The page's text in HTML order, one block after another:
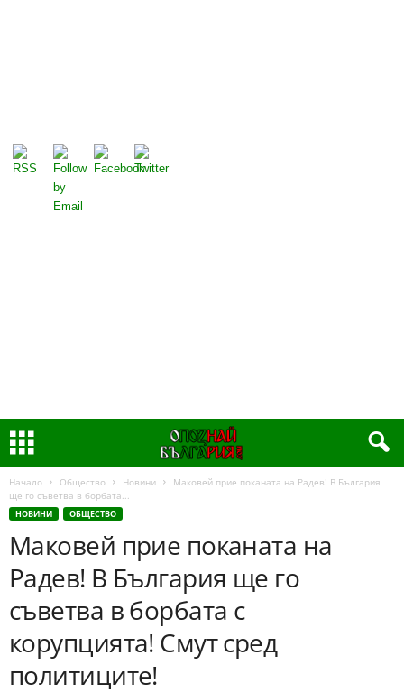
Начало Общество Новини
Маковей прие поканата на Радев! В България
ще го съветва в борбата...
НОВИНИ ОБЩЕСТВО
Маковей прие поканата на
Радев! В България ще го
съветва в борбата с
корупцията! Смут сред
политиците!